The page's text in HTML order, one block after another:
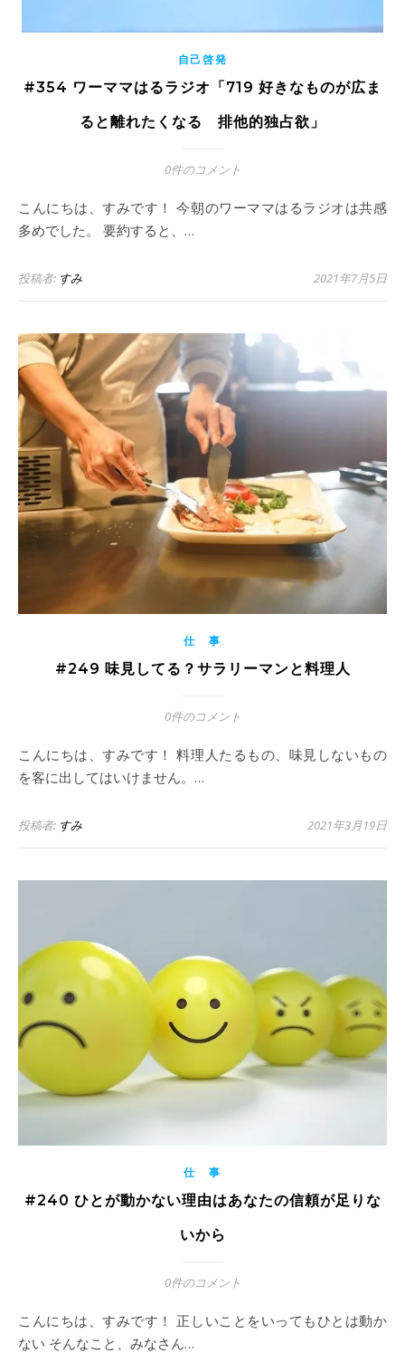
自己啓発
#354 ワーママはるラジオ「719 好きなものが広ま
ると離れたくなる 排他的独占欲」
0件のコメント
こんにちは、すみです！ 今朝のワーママはるラジオは共感
多めでした。 要約すると、…
投稿者: すみ 2021年7月5日
仕 事
#249 味見してる？サラリーマンと料理人
0件のコメント
こんにちは、すみです！ 料理人たるもの、味見しないもの
を客に出してはいけません。…
投稿者: すみ 2021年3月19日
仕 事
#240 ひとが動かない理由はあなたの信頼が足りな
いから
0件のコメント
こんにちは、すみです！ 正しいことをいってもひとは動か
ない そんなこと、みなさん…